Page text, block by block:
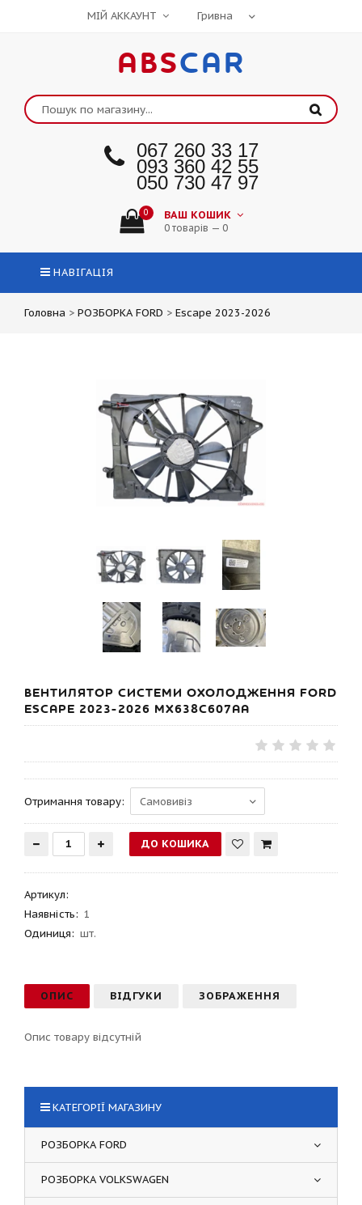
МІЙ АККАУНТ
ABSCAR
067 260 33 17
093 360 42 55
050 730 47 97
0 ВАШ КОШИК
0 товарів — 0
НАВІГАЦІЯ
Головна > РОЗБОРКА FORD > Escape 2023-2026
ВЕНТИЛЯТОР СИСТЕМИ ОХОЛОДЖЕННЯ FORD
ESCAPE 2023-2026 MX638C607AA
Отримання товару:
Артикул:
Наявність: 1
Одиниця: шт.
ОПИС ВІДГУКИ ЗОБРАЖЕННЯ
Опис товару відсутній
КАТЕГОРІЇ МАГАЗИНУ
РОЗБОРКА FORD
РОЗБОРКА VOLKSWAGEN